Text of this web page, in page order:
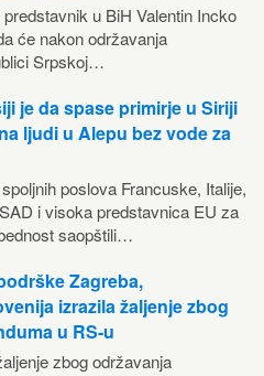
u BiH Valentin Incko
će nakon održavanja
Srpskoj…
je da spase primirje u Siriji
ljudi u Alepu bez vode za
poslova Francuske, Italije,
i visoka predstavnica EU za
saopštili…
Zagreba,
izrazila žaljenje zbog
u RS-u
zbog održavanja